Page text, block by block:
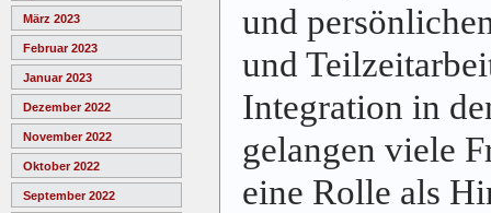
März 2023
Februar 2023
Januar 2023
Dezember 2022
November 2022
Oktober 2022
September 2022
und
und
Integration in
gelangen viele
eine Rolle als